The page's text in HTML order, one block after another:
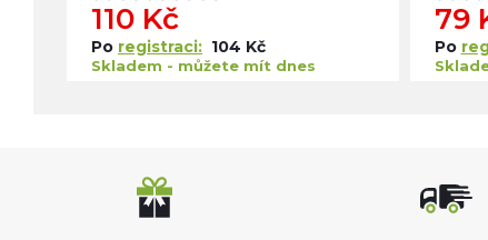
110 Kč
Po registraci: 104 Kč
Skladem - můžete mít dnes
79
Po